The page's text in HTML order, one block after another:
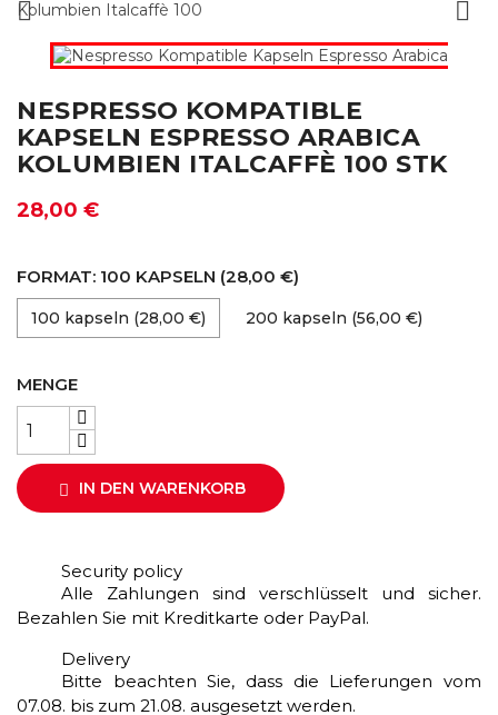
 
NESPRESSO KOMPATIBLE
KAPSELN ESPRESSO ARABICA
KOLUMBIEN ITALCAFFÈ 100 STK
28,00 €
FORMAT: 100 KAPSELN (28,00 €)
100 kapseln (28,00 €) 200 kapseln (56,00 €)
MENGE
 IN DEN WARENKORB
Security policy
Alle Zahlungen sind verschlüsselt und sicher.
Bezahlen Sie mit Kreditkarte oder PayPal.
Delivery
Bitte beachten Sie, dass die Lieferungen vom
07.08. bis zum 21.08. ausgesetzt werden.